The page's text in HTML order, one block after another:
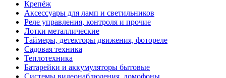
Крепёж
Аксессуары для ламп и светильников
Реле управления, контроля и прочие
Лотки металлические
Таймеры, детекторы движения, фотореле
Садовая техника
Теплотехника
Батарейки и аккумуляторы бытовые
Системы видеонаблюдения, домофоны